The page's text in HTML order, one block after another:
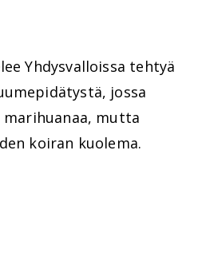
Yhdysvalloissa tehtyä
jossa
mutta
koiran kuolema.